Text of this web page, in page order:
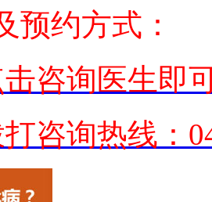
约方式：
询医生即
询热线：